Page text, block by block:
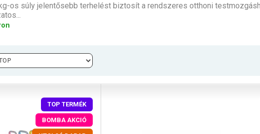
os súly jelentősebb terhelést biztosít a rendszeres otthoni
TOP TERMÉK
BOMBA AKCIÓ